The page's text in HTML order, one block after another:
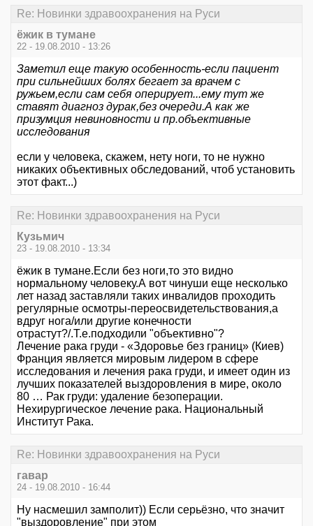
Re: Новинки здравоохранения на Руси
ёжик в тумане
22 - 19.08.2010 - 13:26
Заметил еще такую особенность-если пациент
при сильнейших болях бегает за врачем с
ружьем,если сам себя оперирует...ему тут же
ставят диагноз дурак,без очереди.А как же
призумция невиновности и пр.объективные
исследования
если у человека, скажем, нету ноги, то не нужно
никаких объективных обследований, чтоб установить
этот факт...)
Re: Новинки здравоохранения на Руси
Кузьмич
23 - 19.08.2010 - 13:34
ёжик в тумане.Если без ноги,то это видно
нормальному человеку.А вот чинуши еще несколько
лет назад заставляли таких инвалидов проходить
регулярные осмотры-переосвидетельствования,а
вдруг нога/или другие конечности
отрастут?/.Т.е.подходили "объективно"?
Лечение рака груди - «Здоровье без границ» (Киев)
Франция является мировым лидером в сфере
исследования и лечения рака груди, и имеет один из
лучших показателей выздоровления в мире, около
80 … Рак груди: удаление безоперации.
Нехирургическое лечение рака. Национальный
Институт Рака.
Re: Новинки здравоохранения на Руси
гавар
24 - 19.08.2010 - 16:44
Ну насмешил замполит)) Если серьёзно, что значит
"выздоровление" при этом